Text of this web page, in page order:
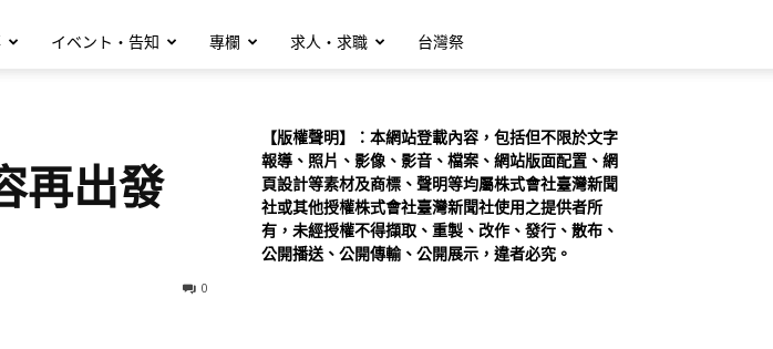
イベント・告知 專欄 求人・求職 台灣祭
再出發
0
【版權聲明】：本網站登載內容，包括但不限於文字
報導、照片、影像、影音、檔案、網站版面配置、網
頁設計等素材及商標、聲明等均屬株式會社臺灣新聞
社或其他授權株式會社臺灣新聞社使用之提供者所
有，未經授權不得擷取、重製、改作、發行、散布、
公開播送、公開傳輸、公開展示，違者必究。